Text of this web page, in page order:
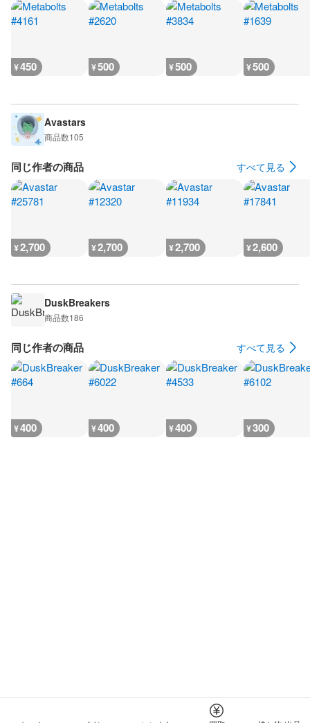
¥450 ¥500 ¥500 ¥500
Avastars
商品数105
同じ作者の商品 すべて見る
¥2,700 ¥2,700 ¥2,700 ¥2,600
DuskBreakers
商品数186
同じ作者の商品 すべて見る
¥400 ¥400 ¥400 ¥300